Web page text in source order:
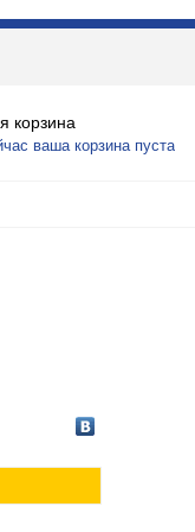
корзина
ваша корзина пуста